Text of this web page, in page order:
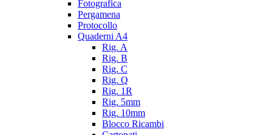
Fotografica
Pergamena
Protocollo
Quaderni A4
Rig. A
Rig. B
Rig. C
Rig. Q
Rig. 1R
Rig. 5mm
Rig. 10mm
Blocco Ricambi